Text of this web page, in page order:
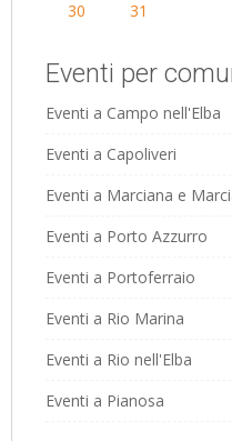
30 31
Eventi per
Eventi a Campo nell'Elba
Eventi a Capoliveri
Eventi a Marciana e
Eventi a Porto Azzurro
Eventi a Portoferraio
Eventi a Rio Marina
Eventi a Rio nell'Elba
Eventi a Pianosa